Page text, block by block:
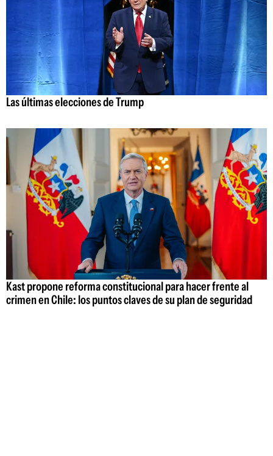
Las últimas elecciones de Trump
Kast propone reforma constitucional para hacer frente al
crimen en Chile: los puntos claves de su plan de seguridad